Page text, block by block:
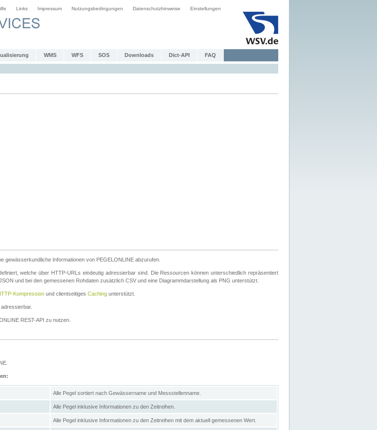
Links Impressum Nutzungsbedingungen Datenschutzhinweise Einstellungen
WMS WFS SOS Downloads Dict-API FAQ
gewässerkundliche Informationen von PEGELONLINE abzurufen.
welche über HTTP-URLs eindeutig adressierbar sind. Die Ressourcen können unterschiedlich repräsentiert
und bei den gemessenen Rohdaten zusätzlich CSV und eine Diagrammdarstellung als PNG unterstützt.
Kompression und clientseitiges Caching unterstützt.
adressierbar.
REST-API zu nutzen.
Alle Pegel sortiert nach Gewässername und Messstellenname.
Alle Pegel inklusive Informationen zu den Zeitreihen.
Alle Pegel inklusive Informationen zu den Zeitreihen mit dem aktuell gemessenen Wert.